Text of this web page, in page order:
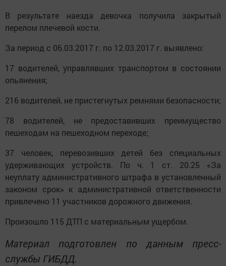
В результате наезда девочка получила закрытый
перелом плечевой кости.
За период с 06.03.2017 г. по 12.03.2017 г. выявлено:
17 водителей, управлявших транспортом в состоянии
опьянения;
216 водителей, не пристегнутых ремнями безопасности;
78 водителей, не предоставивших преимущество
пешеходам на пешеходном переходе;
37 человек, перевозивших детей без специальных
удерживающих устройств. По ч. 1 ст. 20.25 «За
неуплату административного штрафа в установленный
законом срок» к административной ответственности
привлечено 11 участников дорожного движения.
Произошло 115 ДТП с материальным ущербом.
Материал подготовлен по данным пресс-
службы ГИБДД.